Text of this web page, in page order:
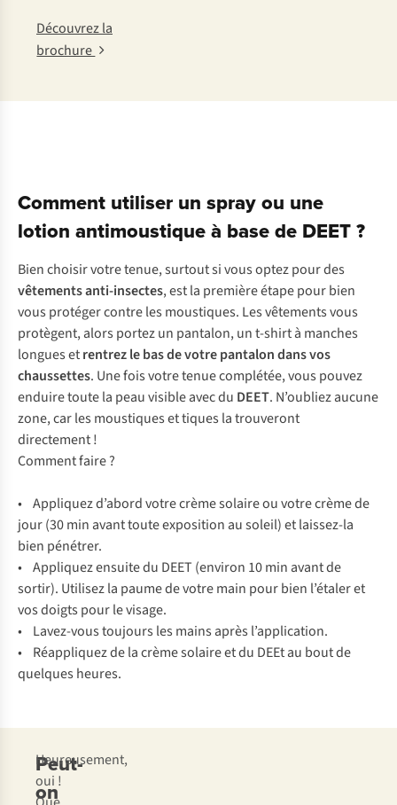
Découvrez la
brochure
Comment utiliser un spray ou une
lotion antimoustique à base de DEET ?
Bien choisir votre tenue, surtout si vous optez pour des
vêtements anti-insectes, est la première étape pour bien
vous protéger contre les moustiques. Les vêtements vous
protègent, alors portez un pantalon, un t-shirt à manches
longues etrentrez le bas de votre pantalon dans vos
chaussettes. Une fois votre tenue complétée, vous pouvez
enduire toute la peau visible avec du DEET. N’oubliez aucune
zone, car les moustiques et tiques la trouveront
directement !
Comment faire ?
• Appliquez d’abord votre crème solaire ou votre crème de
jour (30 min avant toute exposition au soleil) et laissez-la
bien pénétrer.
• Appliquez ensuite du DEET (environ 10 min avant de
sortir). Utilisez la paume de votre main pour bien l’étaler et
vos doigts pour le visage.
• Lavez-vous toujours les mains après l’application.
• Réappliquez de la crème solaire et du DEEt au bout de
quelques heures.
Peut-
on
Heureusement,
oui !